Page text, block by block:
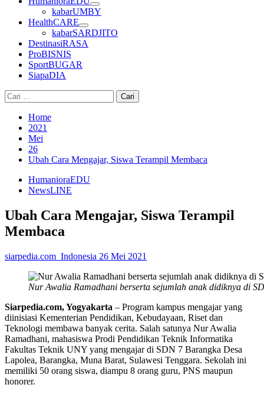
kabarUMBY
HealthCARE
kabarSARDJITO
DestinasiRASA
ProBISNIS
SportBUGAR
SiapaDIA
Cari
untuk:
Home
2021
Mei
26
Ubah Cara Mengajar, Siswa Terampil Membaca
HumanioraEDU
NewsLINE
Ubah Cara Mengajar, Siswa Terampil
Membaca
siarpedia.com_Indonesia 26 Mei 2021
Nur Awalia Ramadhani berserta sejumlah anak didiknya di
Siarpedia.com, Yogyakarta – Program kampus mengajar yang
diinisiasi Kementerian Pendidikan, Kebudayaan, Riset dan
Teknologi membawa banyak cerita. Salah satunya Nur Awalia
Ramadhani, mahasiswa Prodi Pendidikan Teknik Informatika
Fakultas Teknik UNY yang mengajar di SDN 7 Barangka Desa
Lapolea, Barangka, Muna Barat, Sulawesi Tenggara. Sekolah ini
memiliki 50 orang siswa, diampu 8 orang guru, PNS maupun
honorer.